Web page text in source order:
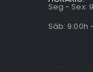
Seg - Sex:
Sáb: 9:00h